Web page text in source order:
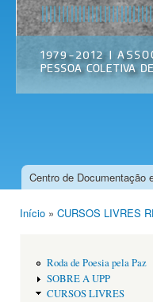
Menu principal
Centro de Documentação
Início » CURSOS LIVRES
Roda de Poesia pela Paz
SOBRE A UPP
CURSOS LIVRES